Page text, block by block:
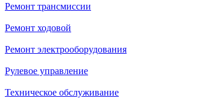
Ремонт трансмиссии
Ремонт ходовой
Ремонт электрооборудования
Рулевое управление
Техническое обслуживание